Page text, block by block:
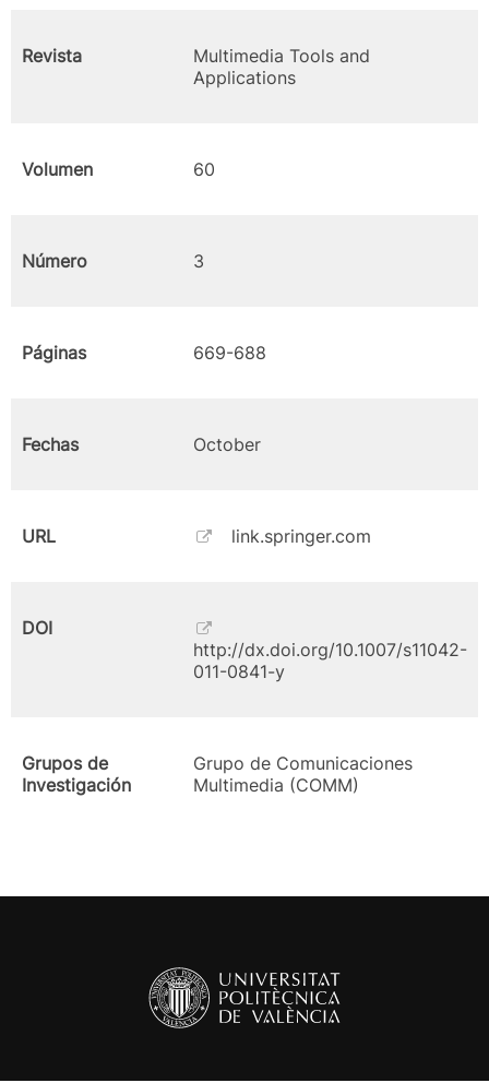
Revista
Multimedia Tools and
Applications
Volumen 60
Número 3
Páginas 669-688
Fechas October
URL link.springer.com
DOI
http://dx.doi.org/10.1007/s11042-
011-0841-y
Grupos de
Investigación
Grupo de Comunicaciones
Multimedia (COMM)